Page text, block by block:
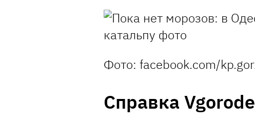
Фото: facebook.com/
Справка Vgorode